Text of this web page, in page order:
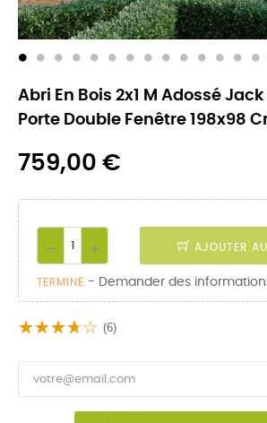
Abri En Bois 2x1 M Adossé
Porte Double Fenêtre 198x98
759,00 €
AJOUTER
TERMINÉ - Demander des
(6)